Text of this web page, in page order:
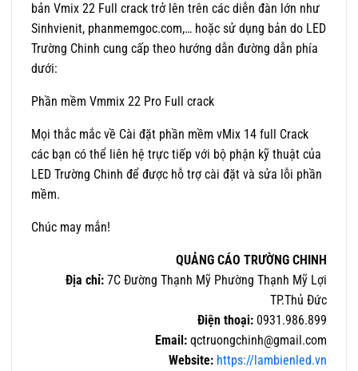
bản Vmix 22 Full crack trở lên trên các diễn đàn lớn như
Sinhvienit, phanmemgoc.com,… hoặc sử dụng bản do LED
Trường Chinh cung cấp theo hướng dẫn đường dẫn phía
dưới:
Phần mềm Vmmix 22 Pro Full crack
Mọi thắc mắc về Cài đặt phần mềm vMix 14 full Crack
các bạn có thể liên hệ trực tiếp với bộ phận kỹ thuật của
LED Trường Chinh để được hỗ trợ cài đặt và sửa lỗi phần
mềm.
Chúc may mắn!
QUẢNG CÁO TRƯỜNG CHINH
Địa chỉ: 7C Đường Thạnh Mỹ Phường Thạnh Mỹ Lợi
TP.Thủ Đức
Điện thoại: 0931.986.899
Email: qctruongchinh@gmail.com
Website: https://lambienled.vn